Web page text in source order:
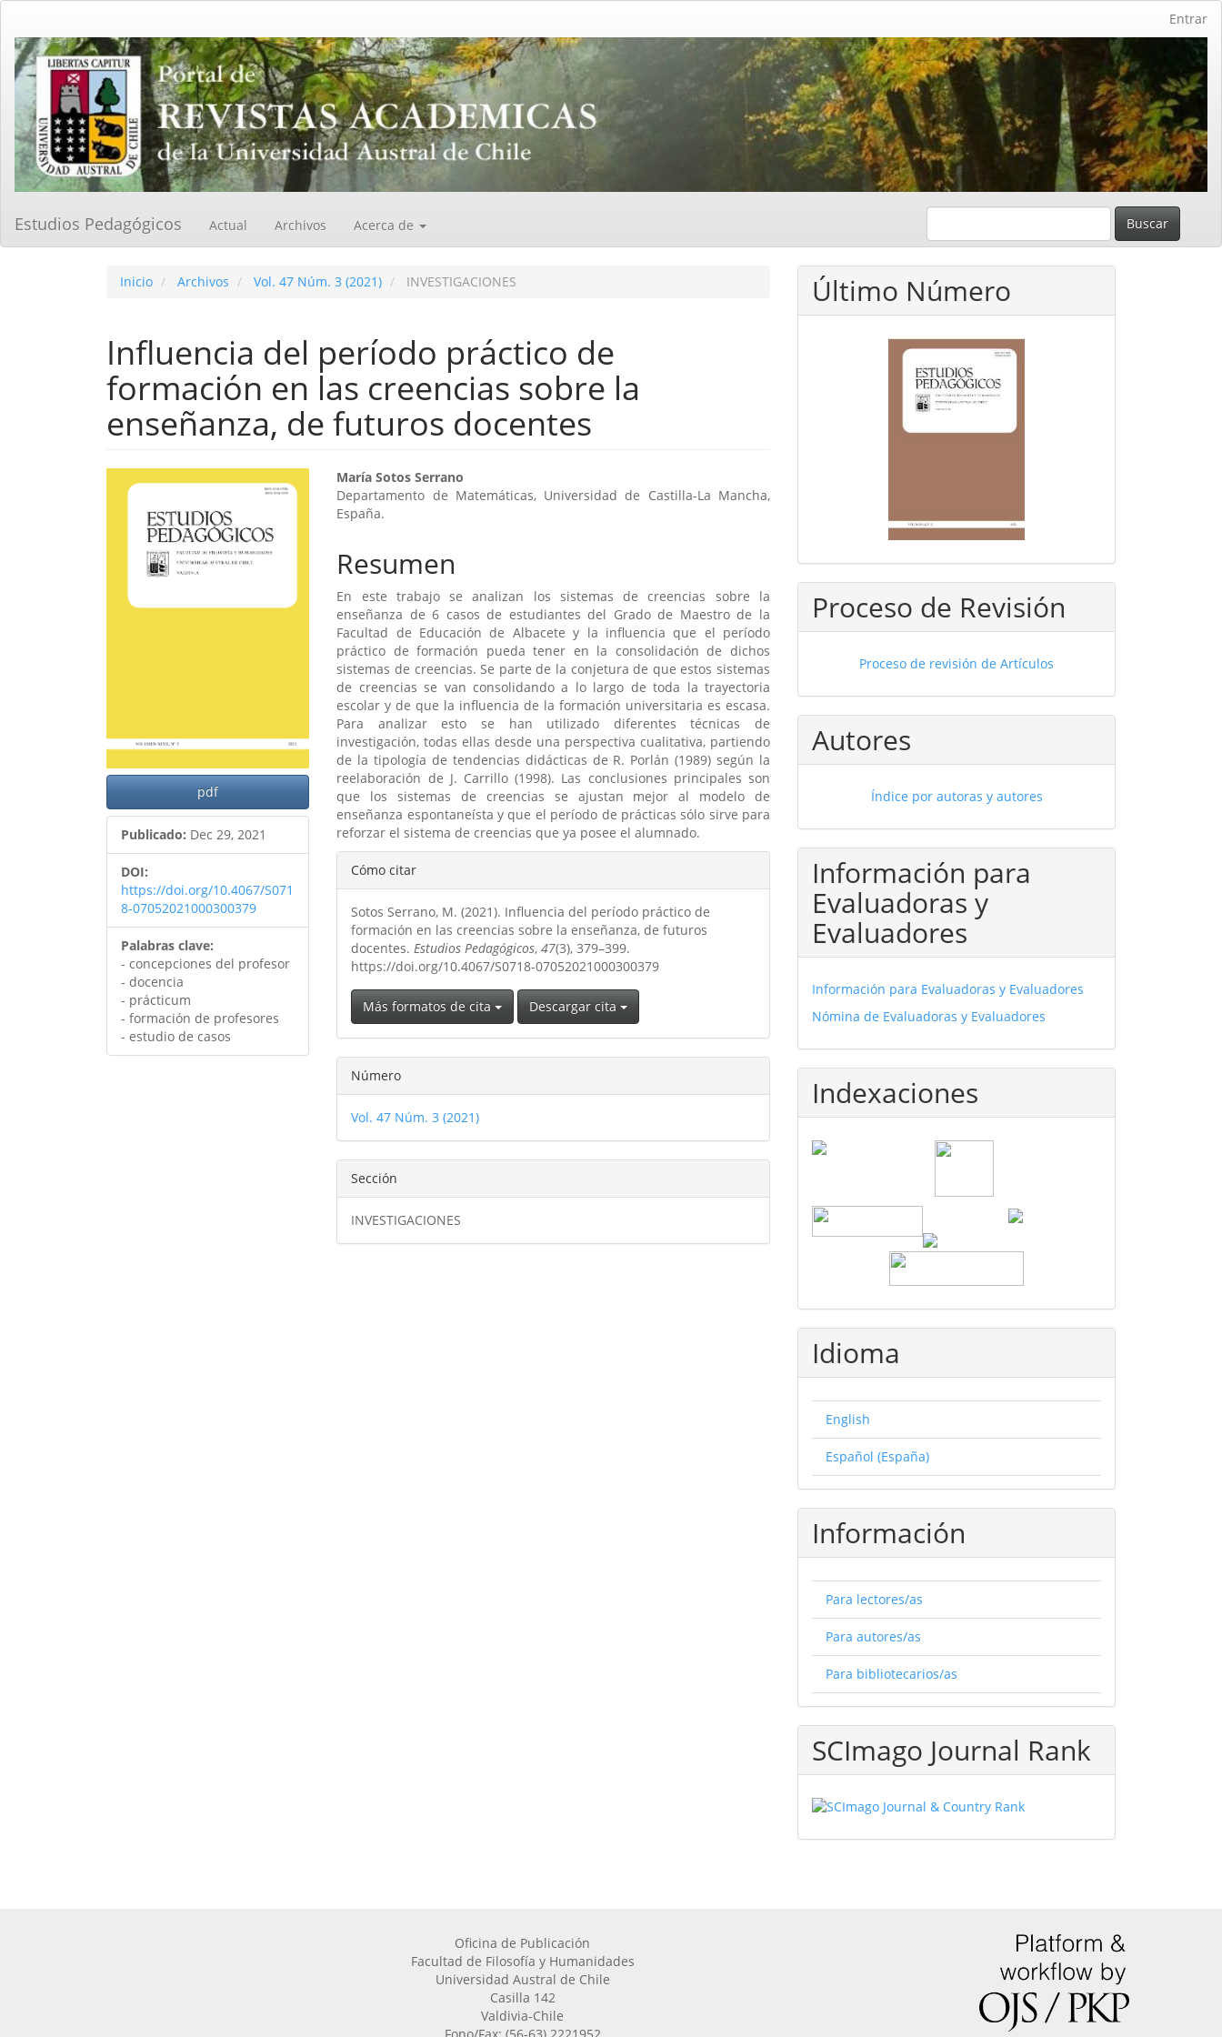
Contenido
principal
Barra
lateral
Entrar
Estudios Pedagógicos Actual Archivos Acerca de Buscar
Inicio Archivos Vol. 47 Núm. 3 (2021) INVESTIGACIONES
Influencia del período práctico de
formación en las creencias sobre la
enseñanza, de futuros docentes
Barra
lateral
artículo
pdf
Publicado: Dec 29, 2021
DOI:
https://doi.org/10.4067/S071
8-07052021000300379
Palabras clave:
- concepciones del profesor
- docencia
- prácticum
- formación de profesores
- estudio de casos
Contenido
principal
artículo
María Sotos Serrano
Departamento de Matemáticas, Universidad de Castilla-La Mancha,
España.
Resumen
En este trabajo se analizan los sistemas de creencias sobre la
enseñanza de 6 casos de estudiantes del Grado de Maestro de la
Facultad de Educación de Albacete y la influencia que el período
práctico de formación pueda tener en la consolidación de dichos
sistemas de creencias. Se parte de la conjetura de que estos sistemas
de creencias se van consolidando a lo largo de toda la trayectoria
escolar y de que la influencia de la formación universitaria es escasa.
Para analizar esto se han utilizado diferentes técnicas de
investigación, todas ellas desde una perspectiva cualitativa, partiendo
de la tipología de tendencias didácticas de R. Porlán (1989) según la
reelaboración de J. Carrillo (1998). Las conclusiones principales son
que los sistemas de creencias se ajustan mejor al modelo de
enseñanza espontaneísta y que el período de prácticas sólo sirve para
reforzar el sistema de creencias que ya posee el alumnado.
Detalles
del
artículo
Cómo citar
Sotos Serrano, M. (2021). Influencia del período práctico de
formación en las creencias sobre la enseñanza, de futuros
docentes.Estudios Pedagógicos,47(3), 379–399.
https://doi.org/10.4067/S0718-07052021000300379
Más formatos de cita Descargar cita
Número
Vol. 47 Núm. 3 (2021)
Sección
INVESTIGACIONES
Último Número
Proceso de Revisión
Proceso de revisión de Artículos
Autores
Índice por autoras y autores
Información para
Evaluadoras y
Evaluadores
Información para Evaluadoras y Evaluadores
Nómina de Evaluadoras y Evaluadores
Indexaciones
Idioma
English
Español (España)
Información
Para lectores/as
Para autores/as
Para bibliotecarios/as
SCImago Journal Rank
Oficina de Publicación
Facultad de Filosofía y Humanidades
Universidad Austral de Chile
Casilla 142
Valdivia-Chile